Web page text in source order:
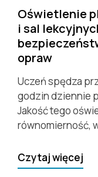
Oświetlenie
i sal
opraw
Uczeń spędza
godzin dziennie
Jakość tego
równomierność,
Czytaj więcej